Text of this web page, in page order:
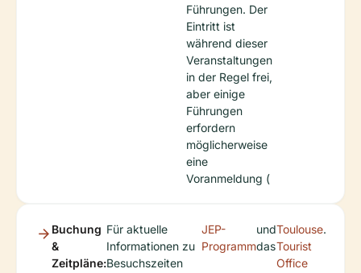
Führungen. Der
Eintritt ist
während dieser
Veranstaltungen
in der Regel frei,
aber einige
Führungen
erfordern
möglicherweise
eine
Voranmeldung (
Buchung
&
Zeitpläne:
Für aktuelle
Informationen zu
Besuchszeiten
JEP-
Programm
und
das
Toulouse
Tourist
Office
.